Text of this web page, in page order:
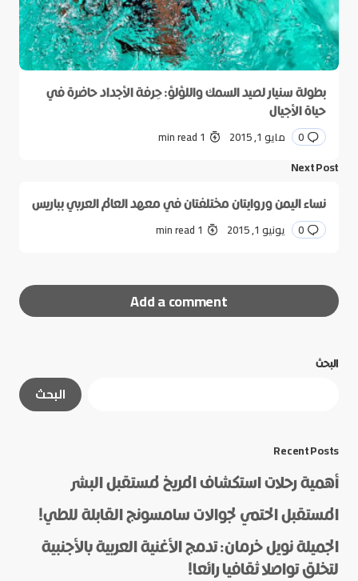
بطولة سنيار لصيد السمك واللؤلؤ: حِرفة الأجداد حاضرة في
حياة الأجيال
0 مايو 1, 2015 1 min read
Next Post
نساء اليمن وروايتان مختلفتان في معهد العالم العربي بباريس
0 يونيو 1, 2015 1 min read
Add a comment
الحقول الإلزامية
البحث
البحث
Recent Posts
أهمية رحلات استكشاف المريخ لمستقبل البشر
المستقبل الحتمي لجوالات سامسونج القابلة للطي!
الجميلة نويل خرمان: تدمج الأغنية العربية بالأجنبية
لتخلق تواصلا ثقافيا رائعا!